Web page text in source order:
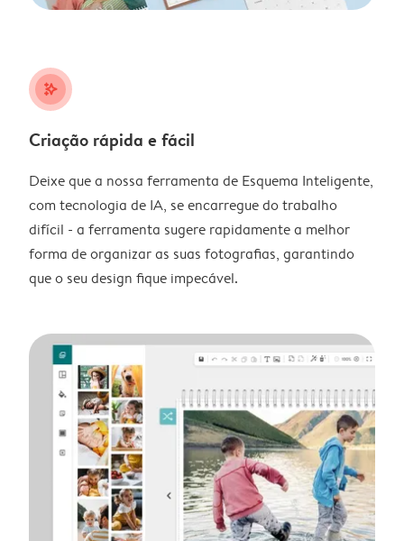
stars_plus
Criação rápida e fácil
Deixe que a nossa ferramenta de Esquema Inteligente,
com tecnologia de IA, se encarregue do trabalho
difícil - a ferramenta sugere rapidamente a melhor
forma de organizar as suas fotografias, garantindo
que o seu design fique impecável.